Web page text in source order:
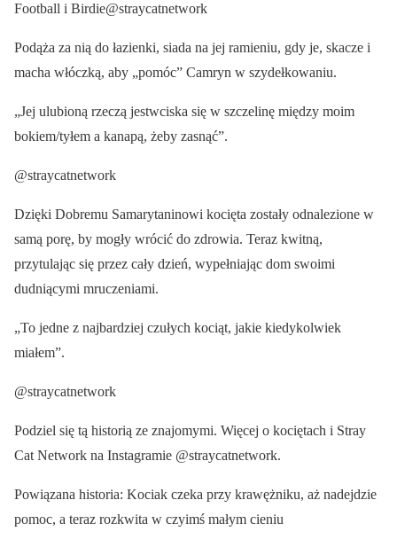
Football i Birdie@straycatnetwork
Podąża za nią do łazienki, siada na jej ramieniu, gdy je, skacze i
macha włóczką, aby „pomóc” Camryn w szydełkowaniu.
„Jej ulubioną rzeczą jestwciska się w szczelinę między moim
bokiem/tyłem a kanapą, żeby zasnąć”.
@straycatnetwork
Dzięki Dobremu Samarytaninowi kocięta zostały odnalezione w
samą porę, by mogły wrócić do zdrowia. Teraz kwitną,
przytulając się przez cały dzień, wypełniając dom swoimi
dudniącymi mruczeniami.
„To jedne z najbardziej czułych kociąt, jakie kiedykolwiek
miałem”.
@straycatnetwork
Podziel się tą historią ze znajomymi. Więcej o kociętach i Stray
Cat Network na Instagramie @straycatnetwork.
Powiązana historia: Kociak czeka przy krawężniku, aż nadejdzie
pomoc, a teraz rozkwita w czyimś małym cieniu